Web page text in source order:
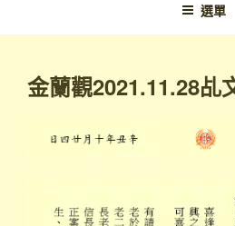
選單
金蘭觀2021.11.28乩